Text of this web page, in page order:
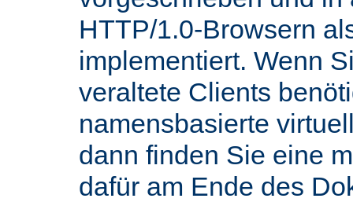
HTTP/1.0-Browsern
implementiert. Wenn
veraltete Clients
namensbasierte
dann finden Sie eine
dafür am Ende des